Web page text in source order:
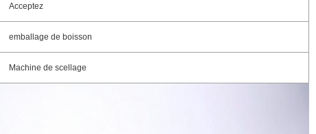
Acceptez
emballage de boisson
Machine de scellage